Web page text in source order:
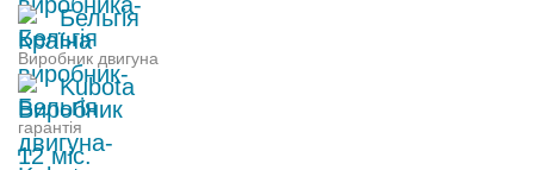
Бельгія
Виробник двигуна
Kubota
гарантія
12 міс.